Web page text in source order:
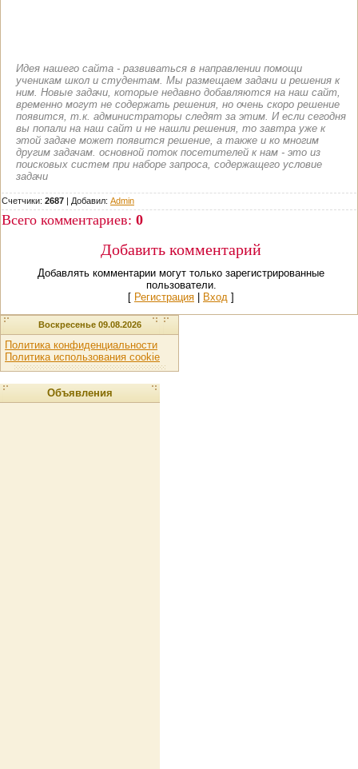
Идея нашего сайта - развиваться в направлении помощи
ученикам школ и студентам. Мы размещаем задачи и решения к
ним. Новые задачи, которые недавно добавляются на наш сайт,
временно могут не содержать решения, но очень скоро решение
появится, т.к. администраторы следят за этим. И если сегодня
вы попали на наш сайт и не нашли решения, то завтра уже к
этой задаче может появится решение, а также и ко многим
другим задачам. основной поток посетителей к нам - это из
поисковых систем при наборе запроса, содержащего условие
задачи
Счетчики: 2687 | Добавил: Admin
Всего комментариев: 0
Добавить комментарий
Добавлять комментарии могут только зарегистрированные
пользователи.
[ Регистрация Вход ]
Воскресенье 09.08.2026
Политика конфиденциальности
Политика использования cookie
Объявления